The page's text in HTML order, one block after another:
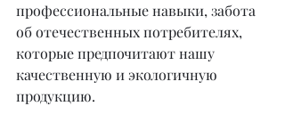
профессиональные навыки, забота
об отечественных потребителях,
которые предпочитают нашу
качественную и экологичную
продукцию.